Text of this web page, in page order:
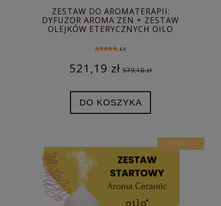
ZESTAW DO AROMATERAPII:
DYFUZOR AROMA ZEN + ZESTAW
OLEJKÓW ETERYCZNYCH OILO
4.8
521,19 zł 579,10 zł
DO KOSZYKA
PROMOCJA